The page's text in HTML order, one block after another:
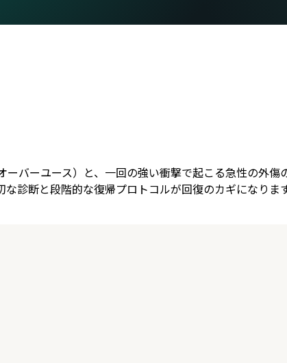
バーユース）と、一回の強い衝撃で起こる急性の外
診断と段階的な復帰プロトコルが回復のカギになり